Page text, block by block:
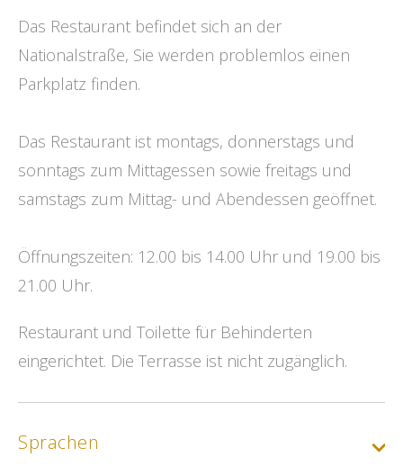
Das Restaurant befindet sich an der
Nationalstraße, Sie werden problemlos einen
Parkplatz finden.
Das Restaurant ist montags, donnerstags und
sonntags zum Mittagessen sowie freitags und
samstags zum Mittag- und Abendessen geöffnet.
Öffnungszeiten: 12.00 bis 14.00 Uhr und 19.00 bis
21.00 Uhr.
Restaurant und Toilette für Behinderten
eingerichtet. Die Terrasse ist nicht zugänglich.
Sprachen